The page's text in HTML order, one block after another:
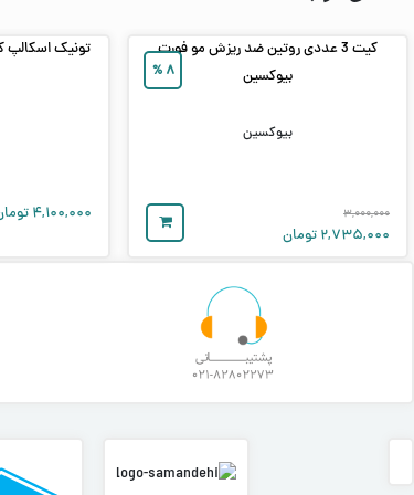
۸ %
کیت 3 عددی روتین ضد ریزش مو فورت
بیوکسین
بیوکسین
۳,۰۰۰,۰۰۰
۲,۷۳۵,۰۰۰ تومان
تونیک
۴,۱۰۰,۰۰۰